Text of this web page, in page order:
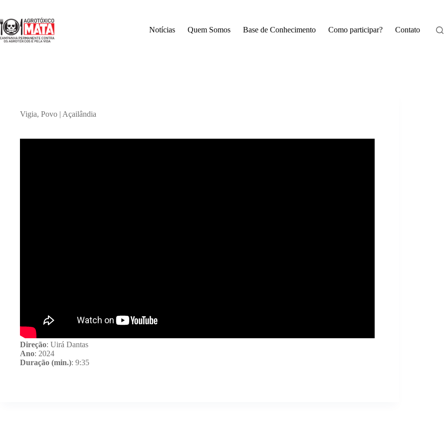
o
conteúdo
Notícias Quem Somos Base de Conhecimento Como participar? Contato
Vigia, Povo | Açailândia
Direção: Uirá Dantas
Ano: 2024
Duração (min.): 9:35